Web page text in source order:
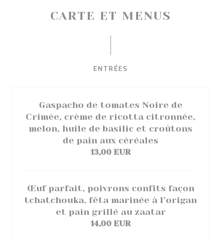
CARTE ET MENUS
ENTRÉES
Gaspacho de tomates Noire de
Crimée, crème de ricotta citronnée,
melon, huile de basilic et croûtons
de pain aux céréales
13,00 EUR
Œuf parfait, poivrons confits façon
tchatchouka, fêta marinée à l’origan
et pain grillé au zaatar
14,00 EUR